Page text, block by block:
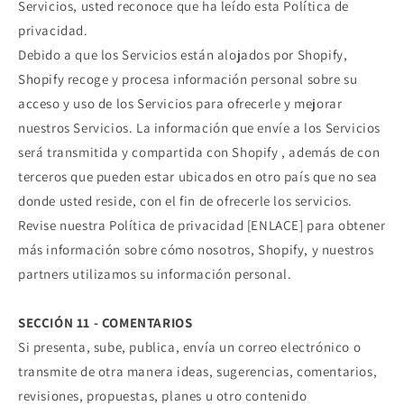
Servicios, usted reconoce que ha leído esta Política de
privacidad.
Debido a que los Servicios están alojados por Shopify,
Shopify recoge y procesa información personal sobre su
acceso y uso de los Servicios para ofrecerle y mejorar
nuestros Servicios. La información que envíe a los Servicios
será transmitida y compartida con Shopify , además de con
terceros que pueden estar ubicados en otro país que no sea
donde usted reside, con el fin de ofrecerle los servicios.
Revise nuestra Política de privacidad [ENLACE] para obtener
más información sobre cómo nosotros, Shopify, y nuestros
partners utilizamos su información personal.
SECCIÓN 11 - COMENTARIOS
Si presenta, sube, publica, envía un correo electrónico o
transmite de otra manera ideas, sugerencias, comentarios,
revisiones, propuestas, planes u otro contenido